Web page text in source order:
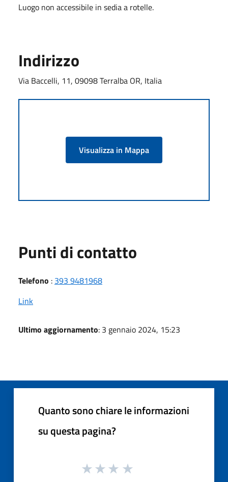
Luogo non accessibile in sedia a rotelle.
Indirizzo
Via Baccelli, 11, 09098 Terralba OR, Italia
Visualizza in Mappa
Punti di contatto
Telefono : 393 9481968
Link
Ultimo aggiornamento: 3 gennaio 2024, 15:23
Quanto sono chiare le informazioni
su questa pagina?